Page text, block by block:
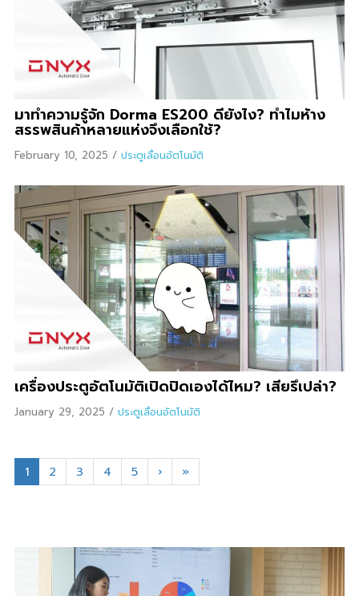
มาทำความรู้จัก Dorma ES200 ดียังไง? ทำไมห้าง
สรรพสินค้าหลายแห่งจึงเลือกใช้?
February 10, 2025 / ประตูเลื่อนอัตโนมัติ
เครื่องประตูอัตโนมัติเปิดปิดเองได้ไหม? เสียรึเปล่า?
January 29, 2025 / ประตูเลื่อนอัตโนมัติ
1 2 3 4 5 › »